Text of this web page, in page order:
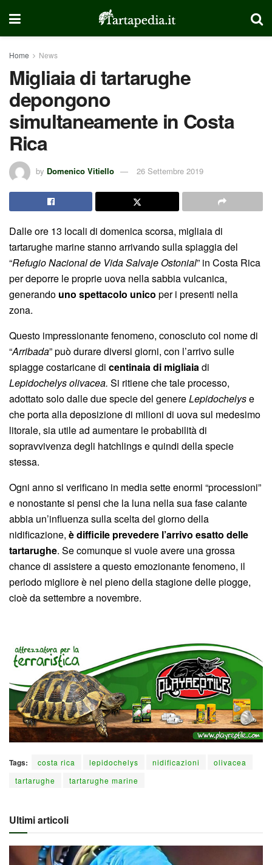
Home News
Migliaia di tartarughe
depongono
simultaneamente in Costa
Rica
by Domenico Vitiello 26 Settembre 2019
Dalle ore 13 locali di domenica scorsa, migliaia di
tartarughe marine stanno arrivando sulla spiaggia del
“Refugio Nacional de Vida Salvaje Ostonial” in Costa Rica
per deporre le proprie uova nella sabbia vulcanica,
generando uno spettacolo unico per i presenti nella
zona.
Questo impressionante fenomeno, conosciuto col nome di
“Arribada” può durare diversi giorni, con l’arrivo sulle
spiagge costaricane di centinaia di migliaiadi
Lepidochelys olivacea. Si ritiene che tale processo,
adottato solo dalle due specie del genereLepidochelyse
che porta alla deposizione di milioni di uova sul medesimo
litorale, sia utile ad aumentare le probabilità di
sopravvivenza degli hatchlings e quindi della specie
stessa.
Ogni anno si verificano in media sette enormi “processioni”
e nonostante si pensi che la luna nella sua fase calante
abbia un’influenza sulla scelta del giorno della
nidificazione, è difficile prevedere l’arrivo esatto delle
tartarughe. Se comunque si vuole avere una grossa
chance di assistere a questo emozionante fenomeno, il
periodo migliore è nel pieno della stagione delle piogge,
cioè da settembre a novembre.
Tags: costa rica lepidochelys nidificazioni
olivacea
tartarughe
tartarughe marine
Ultimi articoli